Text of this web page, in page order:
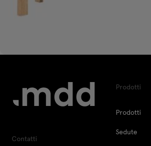
Contatti
Prodotti
Prodotti
Sedute